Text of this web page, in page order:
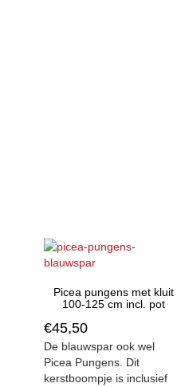
Picea pungens met kluit
100-125 cm incl. pot
€45,50
De blauwspar ook wel
Picea Pungens. Dit
kerstboompje is inclusief